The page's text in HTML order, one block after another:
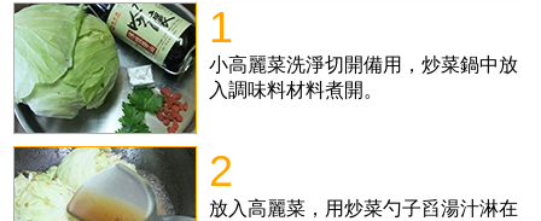
1
小高麗菜洗淨切開備用，炒菜鍋中放
入調味料材料煮開。
2
放入高麗菜，用炒菜勺子舀湯汁淋在